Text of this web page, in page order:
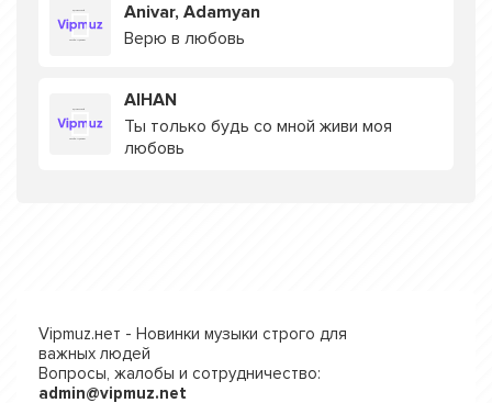
Anivar, Adamyan
Верю в любовь
AIHAN
Ты только будь со мной живи моя
любовь
Vipmuz.нет - Новинки музыки строго для
важных людей
Вопросы, жалобы и сотрудничество:
admin@vipmuz.net